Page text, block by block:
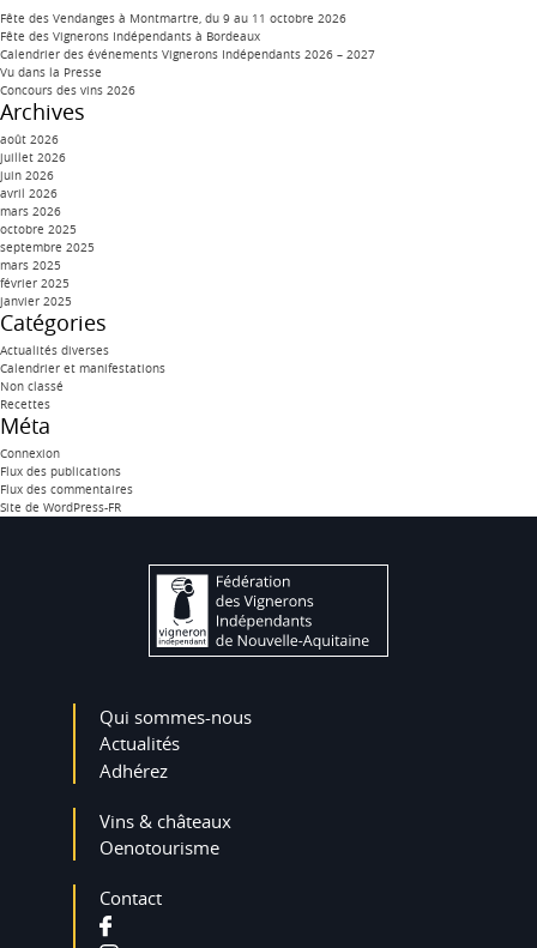
Fête des Vendanges à Montmartre, du 9 au 11 octobre 2026
Fête des Vignerons Indépendants à Bordeaux
Calendrier des événements Vignerons Indépendants 2026 – 2027
Vu dans la Presse
Concours des vins 2026
Archives
août 2026
juillet 2026
juin 2026
avril 2026
mars 2026
octobre 2025
septembre 2025
mars 2025
février 2025
janvier 2025
Catégories
Actualités diverses
Calendrier et manifestations
Non classé
Recettes
Méta
Connexion
Flux des publications
Flux des commentaires
Site de WordPress-FR
Qui sommes-nous
Actualités
Adhérez
Vins & châteaux
Oenotourisme
Contact